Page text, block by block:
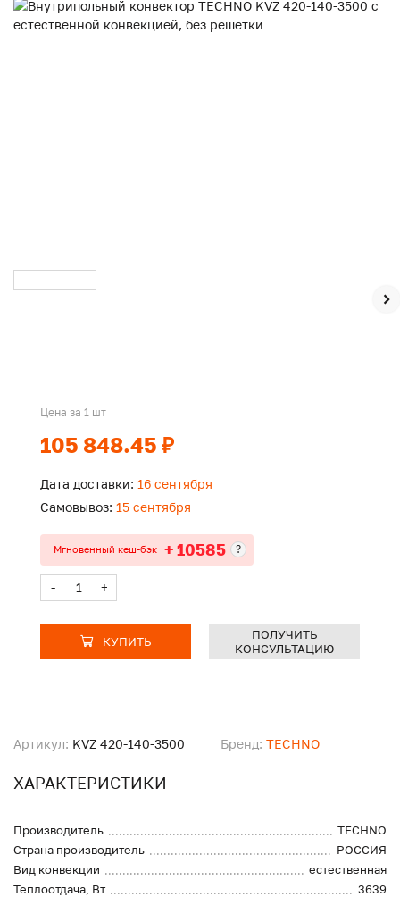
Артикул: KVZ 420-140-3500 Бренд: TECHNO
ХАРАКТЕРИСТИКИ
Производитель
TECHNO
Страна производитель
РОССИЯ
Вид конвекции
естественная
Теплоотдача, Вт
3639
Цена за 1 шт
105 848.45 ₽
Дата доставки: 16 сентября
Самовывоз: 15 сентября
Мгновенный кеш-бэк + 10585 ?
- +
КУПИТЬ
ПОЛУЧИТЬ
КОНСУЛЬТАЦИЮ